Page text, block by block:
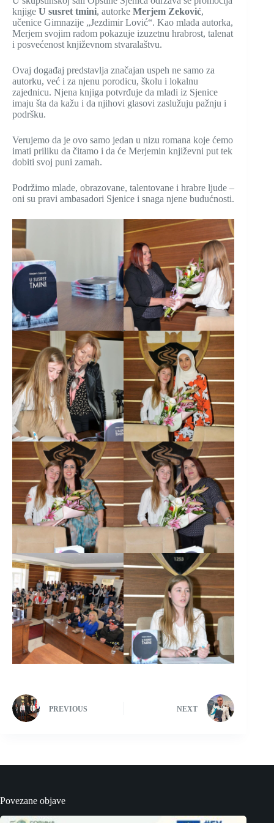
knjige U susret tmini, autorke Merjem Zeković,
učenice Gimnazije „Jezdimir Lović“. Kao mlada autorka,
Merjem svojim radom pokazuje izuzetnu hrabrost, talenat
i posvećenost književnom stvaralaštvu.
Ovaj događaj predstavlja značajan uspeh ne samo za
autorku, već i za njenu porodicu, školu i lokalnu
zajednicu. Njena knjiga potvrđuje da mladi iz Sjenice
imaju šta da kažu i da njihovi glasovi zaslužuju pažnju i
podršku.
Verujemo da je ovo samo jedan u nizu romana koje ćemo
imati priliku da čitamo i da će Merjemin književni put tek
dobiti svoj puni zamah.
Podržimo mlade, obrazovane, talentovane i hrabre ljude –
oni su pravi ambasadori Sjenice i snaga njene budućnosti.
PREVIOUS NEXT
Povezane objave